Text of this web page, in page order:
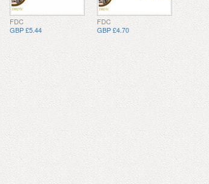
FDC
GBP £5.44
FDC
GBP £4.70